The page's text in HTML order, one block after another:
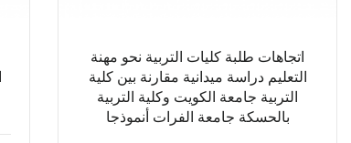
اتجاهات طلبة كليات التربية نحو مهنة
التعليم دراسة ميدانية مقارنة بين كلية
التربية جامعة الكويت وكلية التربية
بالحسكة جامعة الفرات أنموذجا